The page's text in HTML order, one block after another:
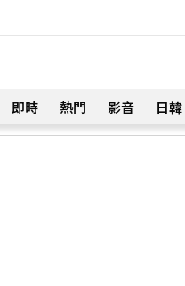
即時 熱門 影音 日韓